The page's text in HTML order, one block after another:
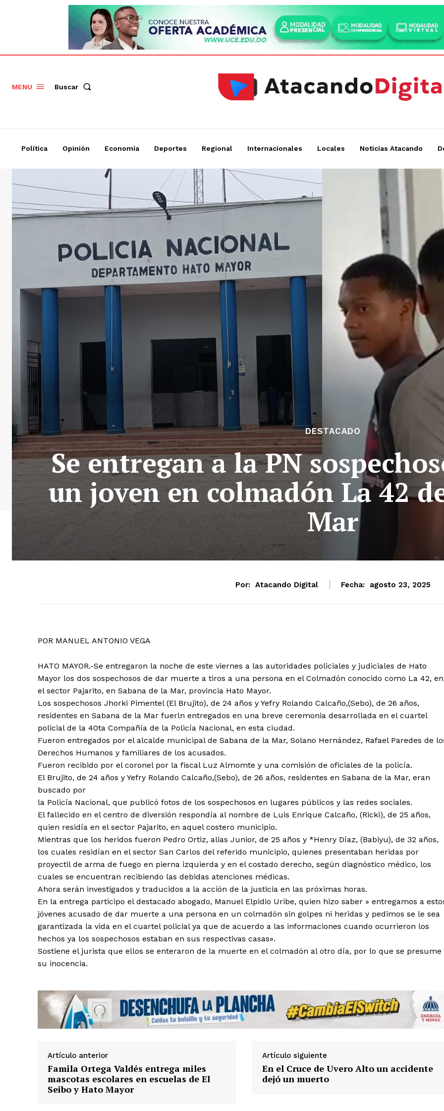
Company
MENU Buscar
Política Opinión Economía Deportes Regional Internacionales Locales Noticias Atacando
DESTACADO
Se entregan a la PN
un joven en colmadón La 42
Mar
Por: Atacando Digital Fecha: agosto 23, 2025
POR MANUEL ANTONIO VEGA
HATO MAYOR.-Se entregaron la noche de este viernes a las autoridades policiales y judiciales de Hato
Mayor los dos sospechosos de dar muerte a tiros a una persona en el Colmadón conocido como La 42, en
el sector Pajarito, en Sabana de la Mar, provincia Hato Mayor.
Los sospechosos Jhorki Pimentel (El Brujito), de 24 años y Yefry Rolando Calcaño,(Sebo), de 26 años,
residentes en Sabana de la Mar fuerln entregados en una breve ceremonia desarrollada en el cuartel
policial de la 40ta Compañía de la Policía Nacional, en esta ciudad.
Fueron entregados por el alcalde municipal de Sabana de la Mar, Solano Hernández, Rafael Paredes de
Derechos Humanos y familiares de los acusados.
Fueron recibido por el coronel por la fiscal Luz Almomte y una comisión de oficiales de la policía.
El Brujito, de 24 años y Yefry Rolando Calcaño,(Sebo), de 26 años, residentes en Sabana de la Mar, eran
buscado por
la Policía Nacional, que publicó fotos de los sospechosos en lugares públicos y las redes sociales.
El fallecido en el centro de diversión respondía al nombre de Luis Enrique Calcaño, (Ricki), de 25 años,
quien residía en el sector Pajarito, en aquel costero municipio.
Mientras que los heridos fueron Pedro Ortiz, alias Junior, de 25 años y *Henry Díaz, (Babiyu), de 32 años,
los cuales residían en el sector San Carlos del referido municipio, quienes presentaban heridas por
proyectil de arma de fuego en pierna izquierda y en el costado derecho, según diagnóstico médico, los
cuales se encuentran recibiendo las debidas atenciones médicas.
Ahora serán investigados y traducidos a la acción de la justicia en las próximas horas.
En la entrega participo el destacado abogado, Manuel Elpidio Uribe, quien hizo saber » entregamos a
jóvenes acusado de dar muerte a una persona en un colmadón sin golpes ni heridas y pedimos se le sea
garantizada la vida en el cuartel policial ya que de acuerdo a las informaciones cuando ocurrieron los
hechos ya los sospechosos estaban en sus respectivas casas».
Sostiene el jurista que ellos se enteraron de la muerte en el colmadón al otro día, por lo que se presume
su inocencia.
Artículo anterior
Famila Ortega Valdés entrega miles
mascotas escolares en escuelas de El
Seibo y Hato Mayor
Artículo siguiente
En el Cruce de Uvero Alto un accidente
dejó un muerto